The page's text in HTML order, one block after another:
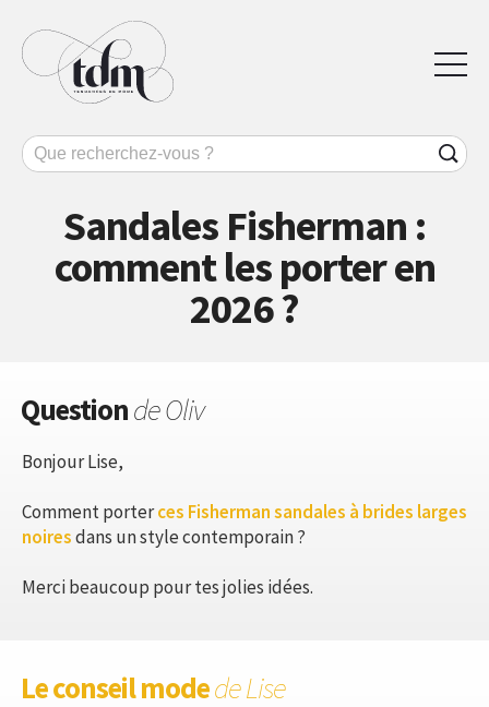
Sandales Fisherman :
comment les porter en
2026 ?
Questionde Oliv
Bonjour Lise,
Comment porterces Fisherman sandales à brides larges
noiresdans un style contemporain ?
Merci beaucoup pour tes jolies idées.
Le conseil modede Lise